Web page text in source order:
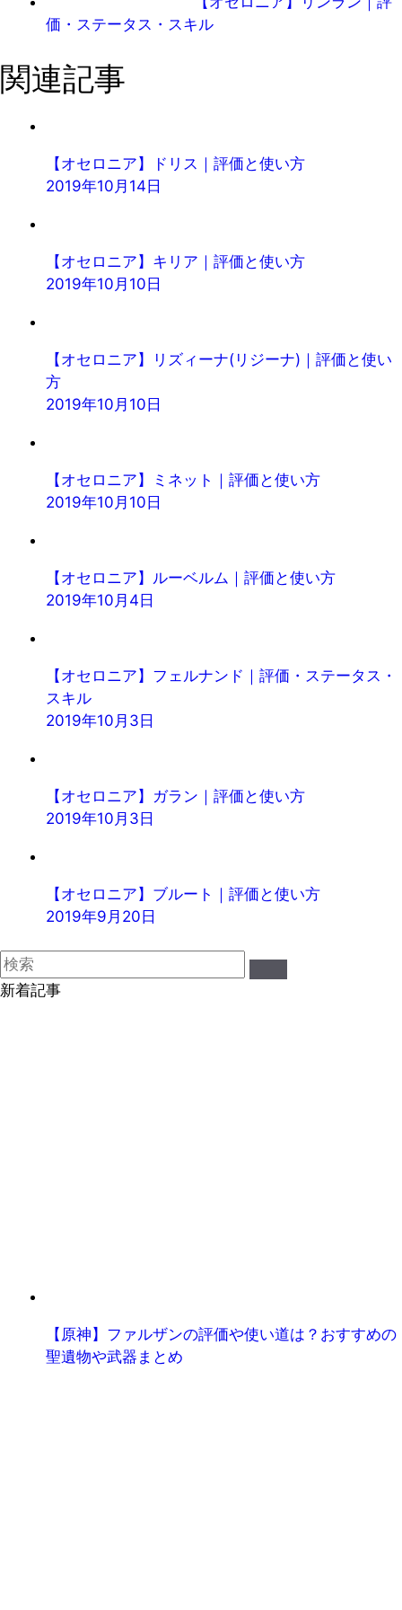
価・ステータス・スキル
関連記事
【オセロニア】ドリス｜評価と使い方
2019年10月14日
【オセロニア】キリア｜評価と使い方
2019年10月10日
【オセロニア】リズィーナ(リジーナ)｜評価と使い
方
2019年10月10日
【オセロニア】ミネット｜評価と使い方
2019年10月10日
【オセロニア】ルーベルム｜評価と使い方
2019年10月4日
【オセロニア】フェルナンド｜評価・ステータス・
スキル
2019年10月3日
【オセロニア】ガラン｜評価と使い方
2019年10月3日
【オセロニア】ブルート｜評価と使い方
2019年9月20日
新着記事
【原神】ファルザンの評価や使い道は？おすすめの
聖遺物や武器まとめ